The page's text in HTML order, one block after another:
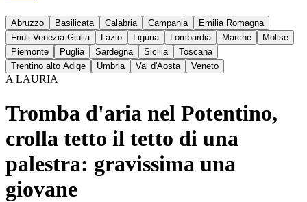
Abruzzo Basilicata Calabria Campania
Emilia Romagna
Friuli Venezia Giulia
Lazio Liguria Lombardia Marche
Molise
Piemonte
Puglia Sardegna Sicilia
Toscana
Trentino alto Adige
Umbria Val d'Aosta Veneto
A LAURIA
Tromba d'aria nel Potentino,
crolla tetto il tetto di una
palestra: gravissima una
giovane